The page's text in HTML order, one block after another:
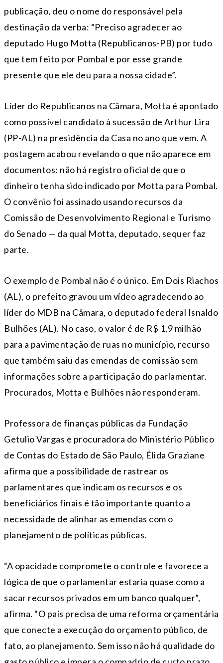
publicação, deu o nome do responsável pela
destinação da verba: “Preciso agradecer ao
deputado Hugo Motta (Republicanos-PB) por tudo
que tem feito por Pombal e por esse grande
presente que ele deu para a nossa cidade”.
Líder do Republicanos na Câmara, Motta é apontado
como possível candidato à sucessão de Arthur Lira
(PP-AL) na presidência da Casa no ano que vem. A
postagem acabou revelando o que não aparece em
documentos: não há registro oficial de que o
dinheiro tenha sido indicado por Motta para Pombal.
O convênio foi assinado usando recursos da
Comissão de Desenvolvimento Regional e Turismo
do Senado — da qual Motta, deputado, sequer faz
parte.
O exemplo de Pombal não é o único. Em Dois Riachos
(AL), o prefeito gravou um vídeo agradecendo ao
líder do MDB na Câmara, o deputado federal Isnaldo
Bulhões (AL). No caso, o valor é de R$ 1,9 milhão
para a pavimentação de ruas no município, recurso
que também saiu das emendas de comissão sem
informações sobre a participação do parlamentar.
Procurados, Motta e Bulhões não responderam.
Professora de finanças públicas da Fundação
Getulio Vargas e procuradora do Ministério Público
de Contas do Estado de São Paulo, Élida Graziane
afirma que a possibilidade de rastrear os
parlamentares que indicam os recursos e os
beneficiários finais é tão importante quanto a
necessidade de alinhar as emendas com o
planejamento de políticas públicas.
“A opacidade compromete o controle e favorece a
lógica de que o parlamentar estaria quase como a
sacar recursos privados em um banco qualquer”,
afirma. “O país precisa de uma reforma orçamentária
que conecte a execução do orçamento público, de
fato, ao planejamento. Sem isso não há qualidade do